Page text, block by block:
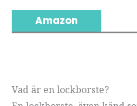
Amazon
Vad är en lockborste?